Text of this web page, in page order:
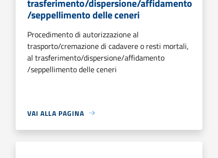
/seppellimento delle ceneri
Procedimento di autorizzazione al
trasporto/cremazione di cadavere o resti mortali,
al trasferimento/dispersione/affidamento
/seppellimento delle ceneri
VAI ALLA PAGINA